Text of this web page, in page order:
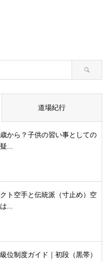
道場紀行
から？子供の習い事としての
...
ト空手と伝統派（寸止め）空
...
位制度ガイド｜初段（黒帯）